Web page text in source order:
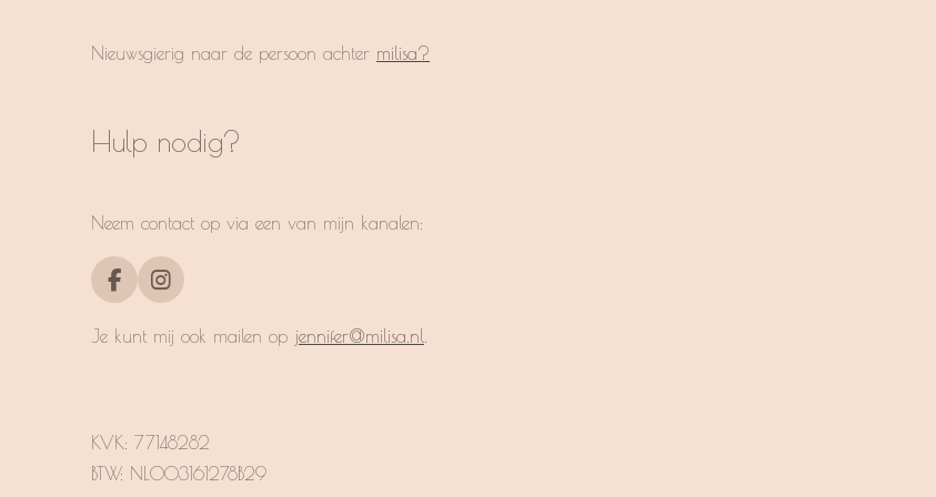
Nieuwsgierig naar de persoon achter milisa?
Hulp nodig?
Neem contact op via een van mijn kanalen:
F
a
c
k
I
n
s
a
Je kunt mij ook mailen op jennifer@milisa.nl
KVK: 77148282
BTW: NL003161278B29